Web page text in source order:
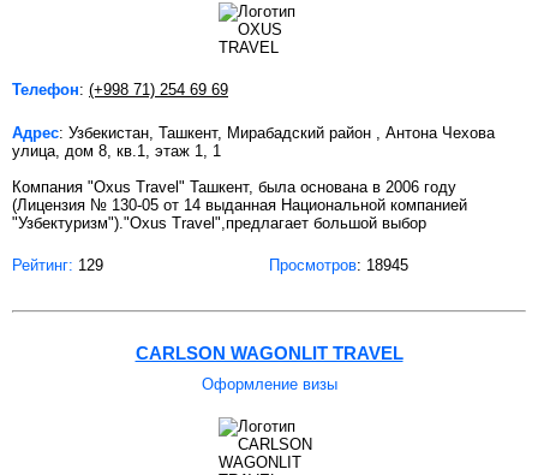
Телефон: (+998 71) 254 69 69
Адрес: Узбекистан, Ташкент, Мирабадский район , Антона Чехова
улица, дом 8, кв.1, этаж 1, 1
Компания "Oxus Travel" Ташкент, была основана в 2006 году
(Лицензия № 130-05 от 14 выданная Национальной компанией
"Узбектуризм")."Oxus Travel",предлагает большой выбор
Рейтинг: 129 Просмотров: 18945
CARLSON WAGONLIT TRAVEL
Оформление визы